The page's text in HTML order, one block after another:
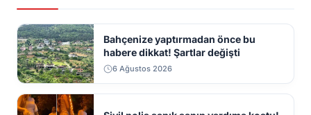
Bahçenize yaptırmadan önce bu
habere dikkat! Şartlar değişti
6 Ağustos 2026